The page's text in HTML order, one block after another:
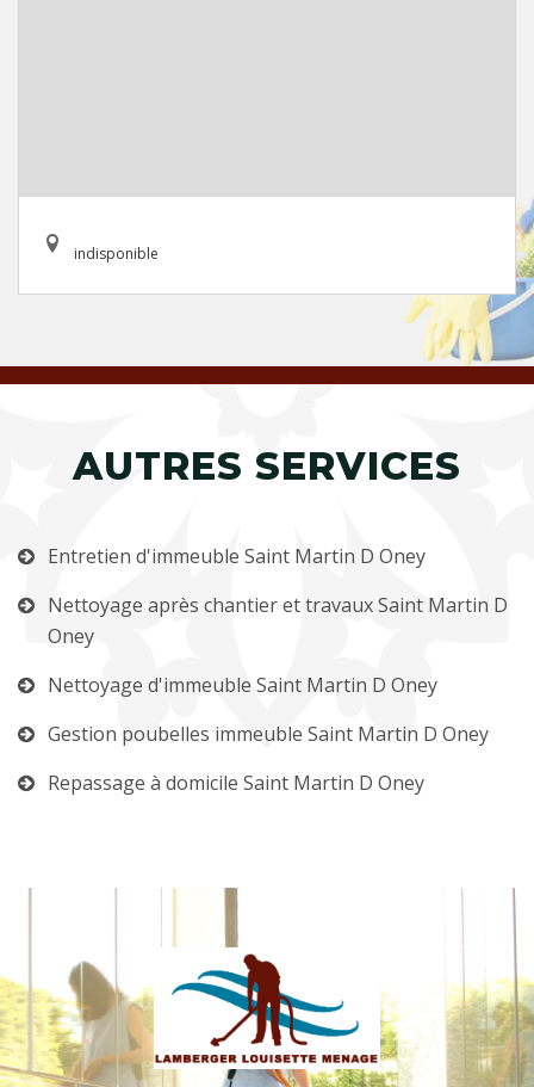
indisponible
AUTRES SERVICES
Entretien d'immeuble Saint Martin D Oney
Nettoyage après chantier et travaux Saint Martin D
Oney
Nettoyage d'immeuble Saint Martin D Oney
Gestion poubelles immeuble Saint Martin D Oney
Repassage à domicile Saint Martin D Oney